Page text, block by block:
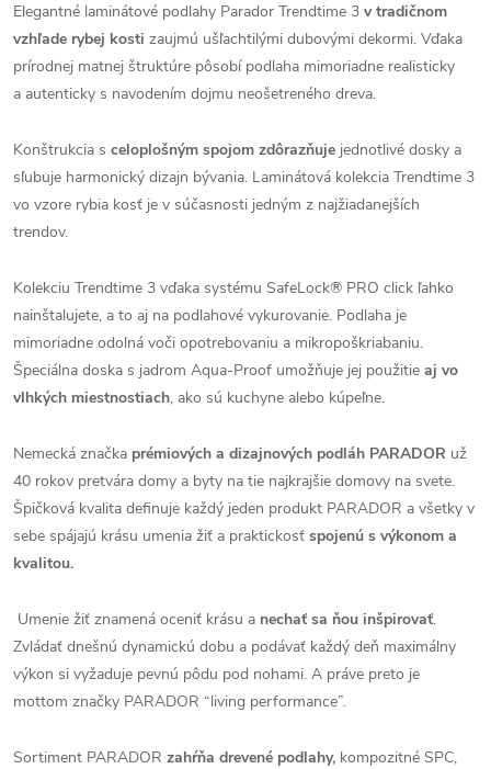
Elegantné laminátové podlahy Parador Trendtime 3 v tradičnom
vzhľade rybej kosti zaujmú ušľachtilými dubovými dekormi. Vďaka
prírodnej matnej štruktúre pôsobí podlaha mimoriadne realisticky
a autenticky s navodením dojmu neošetreného dreva.
Konštrukcia s celoplošným spojom zdôrazňuje jednotlivé dosky a
sľubuje harmonický dizajn bývania. Laminátová kolekcia Trendtime 3
vo vzore rybia kosť je v súčasnosti jedným z najžiadanejších
trendov.
Kolekciu Trendtime 3 vďaka systému SafeLock® PRO click ľahko
nainštalujete, a to aj na podlahové vykurovanie. Podlaha je
mimoriadne odolná voči opotrebovaniu a mikropoškriabaniu.
Špeciálna doska s jadrom Aqua-Proof umožňuje jej použitie aj vo
vlhkých miestnostiach, ako sú kuchyne alebo kúpeľne.
Nemecká značka prémiových a dizajnových podláh PARADOR už
40 rokov pretvára domy a byty na tie najkrajšie domovy na svete.
Špičková kvalita definuje každý jeden produkt PARADOR a všetky v
sebe spájajú krásu umenia žiť a praktickosť spojenú s výkonom a
kvalitou.
Umenie žiť znamená oceniť krásu a nechať sa ňou inšpirovať.
Zvládať dnešnú dynamickú dobu a podávať každý deň maximálny
výkon si vyžaduje pevnú pôdu pod nohami. A práve preto je
mottom značky PARADOR “living performance”.
Sortiment PARADOR zahŕňa drevené podlahy, kompozitné SPC,